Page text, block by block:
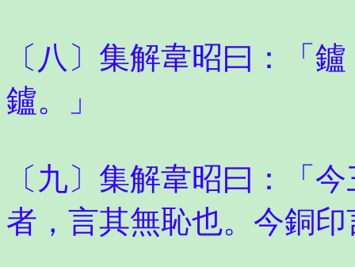
〔八〕集解韋昭曰：「
鑪。」
〔九〕集解韋昭曰：「
者，言其無恥也。今銅